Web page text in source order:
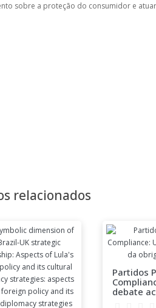
sobre a proteção do consumidor e
relacionados
Partidos
debate